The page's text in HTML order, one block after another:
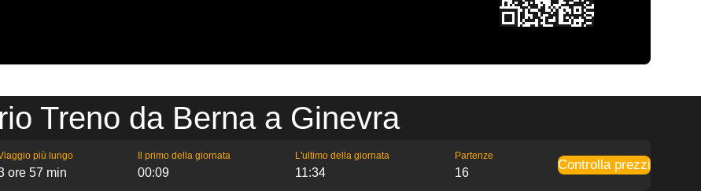
Treno da Berna a Ginevra
più lungo
ore 57 min
Il primo della giornata
00:09
L'ultimo della giornata
11:34
Partenze
16
Controlla prezzi